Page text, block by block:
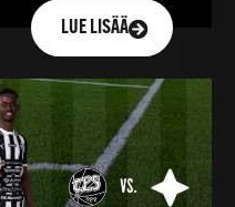
LUE LISÄÄ